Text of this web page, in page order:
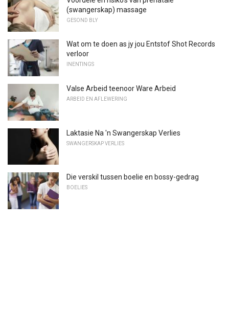
(swangerskap) massage
GESOND BLY
Wat om te doen as jy jou Entstof Shot Records
verloor
INENTINGS
Valse Arbeid teenoor Ware Arbeid
ARBEID EN AFLEWERING
Laktasie Na 'n Swangerskap Verlies
SWANGERSKAP VERLIES
Die verskil tussen boelie en bossy-gedrag
BOELIES